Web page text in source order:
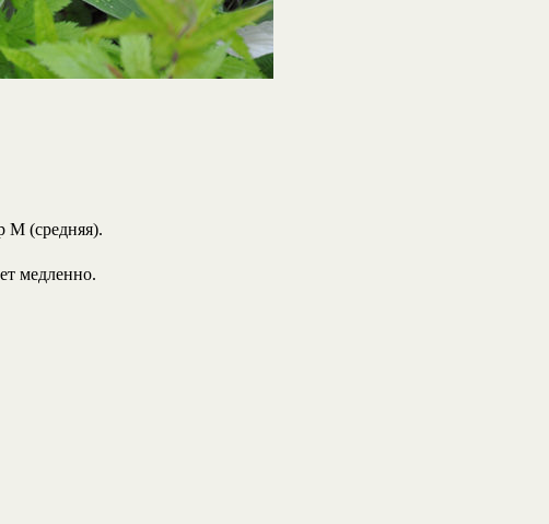
M (средняя).
медленно.